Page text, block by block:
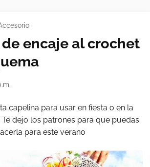
encaje al crochet
capelina para usar en fiesta o en la
dejo los patrones para que puedas
para este verano